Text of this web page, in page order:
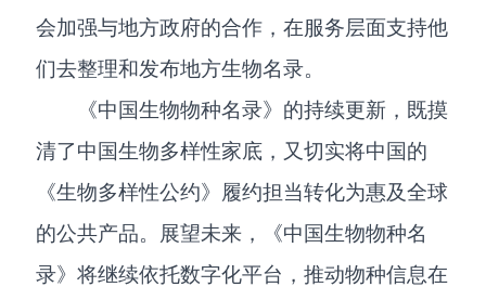
会加强与地方政府的合作，在服务层面支持他
们去整理和发布地方生物名录。
《中国生物物种名录》的持续更新，既摸
清了中国生物多样性家底，又切实将中国的
《生物多样性公约》履约担当转化为惠及全球
的公共产品。展望未来，《中国生物物种名
录》将继续依托数字化平台，推动物种信息在